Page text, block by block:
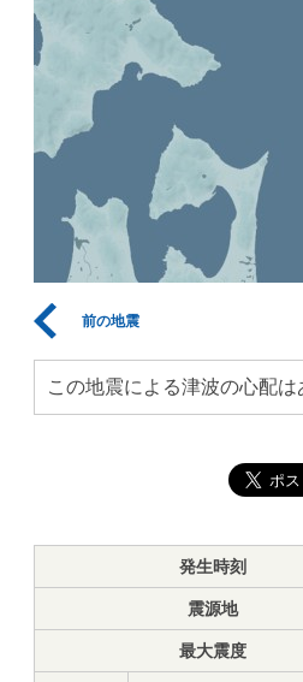
前の地震
この地震による津波の心配は
発生時刻
震源地
最大震度